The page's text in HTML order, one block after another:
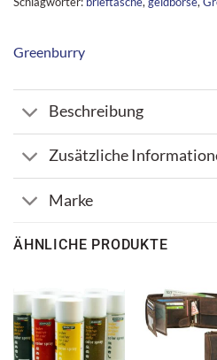
Greenburry
Beschreibung
Zusätzliche
Marke
ÄHNLICHE PRODUKTE